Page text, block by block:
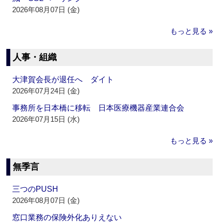
2026年08月07日 (金)
もっと見る »
人事・組織
大津賀会長が退任へ ダイト
2026年07月24日 (金)
事務所を日本橋に移転 日本医療機器産業連合会
2026年07月15日 (水)
もっと見る »
無季言
三つのPUSH
2026年08月07日 (金)
窓口業務の保険外化ありえない